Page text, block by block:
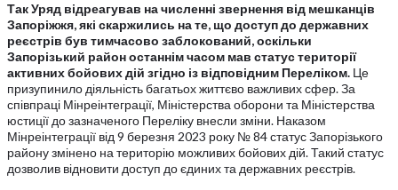
Так Уряд відреагував на численні звернення від мешканців
Запоріжжя, які скаржились на те, що доступ до державних
реєстрів був тимчасово заблокований, оскільки
Запорізький район останнім часом мав статус території
активних бойових дій згідно із відповідним Переліком. Це
призупинило діяльність багатьох життєво важливих сфер. За
співпраці Мінреінтеграції, Міністерства оборони та Міністерства
юстиції до зазначеного Переліку внесли зміни. Наказом
Мінреінтеграції від 9 березня 2023 року № 84 статус Запорізького
району змінено на територію можливих бойових дій. Такий статус
дозволив відновити доступ до єдиних та державних реєстрів.